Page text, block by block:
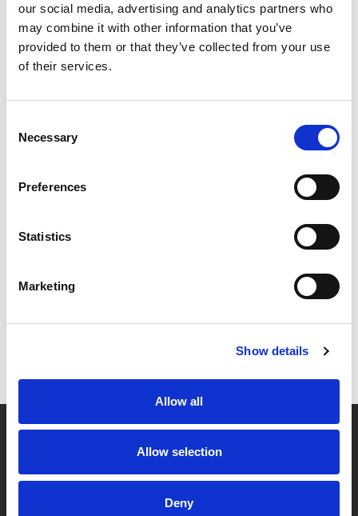
our social media, advertising and analytics partners who
may combine it with other information that you’ve
provided to them or that they’ve collected from your use
of their services.
Selection
Necessary
Preferences
Statistics
Marketing
Show details
Allow all
Allow selection
Deny